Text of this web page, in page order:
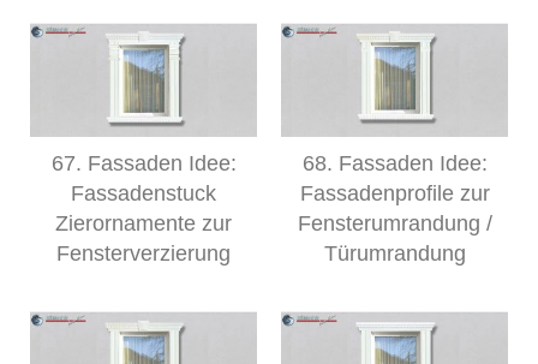
67. Fassaden Idee:
Fassadenstuck
Zierornamente zur
Fensterverzierung
68. Fassaden Idee:
Fassadenprofile zur
Fensterumrandung /
Türumrandung